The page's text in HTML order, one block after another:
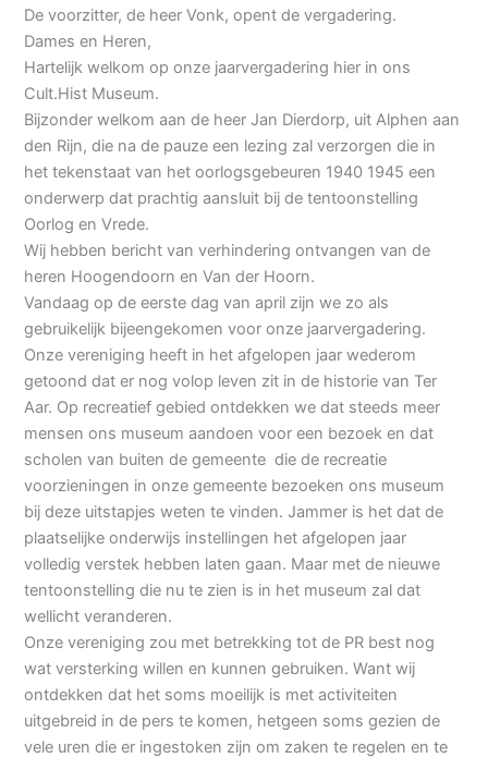
De voorzitter, de heer Vonk, opent de vergadering.
Dames en Heren,
Hartelijk welkom op onze jaarvergadering hier in ons
Cult.Hist Museum.
Bijzonder welkom aan de heer Jan Dierdorp, uit Alphen aan
den Rijn, die na de pauze een lezing zal verzorgen die in
het tekenstaat van het oorlogsgebeuren 1940 1945 een
onderwerp dat prachtig aansluit bij de tentoonstelling
Oorlog en Vrede.
Wij hebben bericht van verhindering ontvangen van de
heren Hoogendoorn en Van der Hoorn.
Vandaag op de eerste dag van april zijn we zo als
gebruikelijk bijeengekomen voor onze jaarvergadering.
Onze vereniging heeft in het afgelopen jaar wederom
getoond dat er nog volop leven zit in de historie van Ter
Aar. Op recreatief gebied ontdekken we dat steeds meer
mensen ons museum aandoen voor een bezoek en dat
scholen van buiten de gemeente die de recreatie
voorzieningen in onze gemeente bezoeken ons museum
bij deze uitstapjes weten te vinden. Jammer is het dat de
plaatselijke onderwijs instellingen het afgelopen jaar
volledig verstek hebben laten gaan. Maar met de nieuwe
tentoonstelling die nu te zien is in het museum zal dat
wellicht veranderen.
Onze vereniging zou met betrekking tot de PR best nog
wat versterking willen en kunnen gebruiken. Want wij
ontdekken dat het soms moeilijk is met activiteiten
uitgebreid in de pers te komen, hetgeen soms gezien de
vele uren die er ingestoken zijn om zaken te regelen en te